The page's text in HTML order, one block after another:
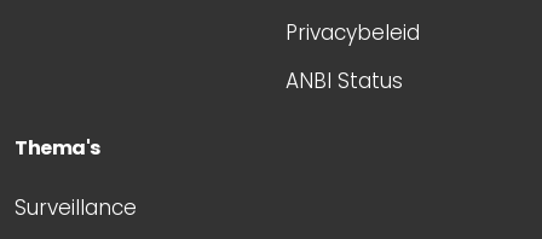
Privacybeleid
ANBI Status
Thema's
Surveillance